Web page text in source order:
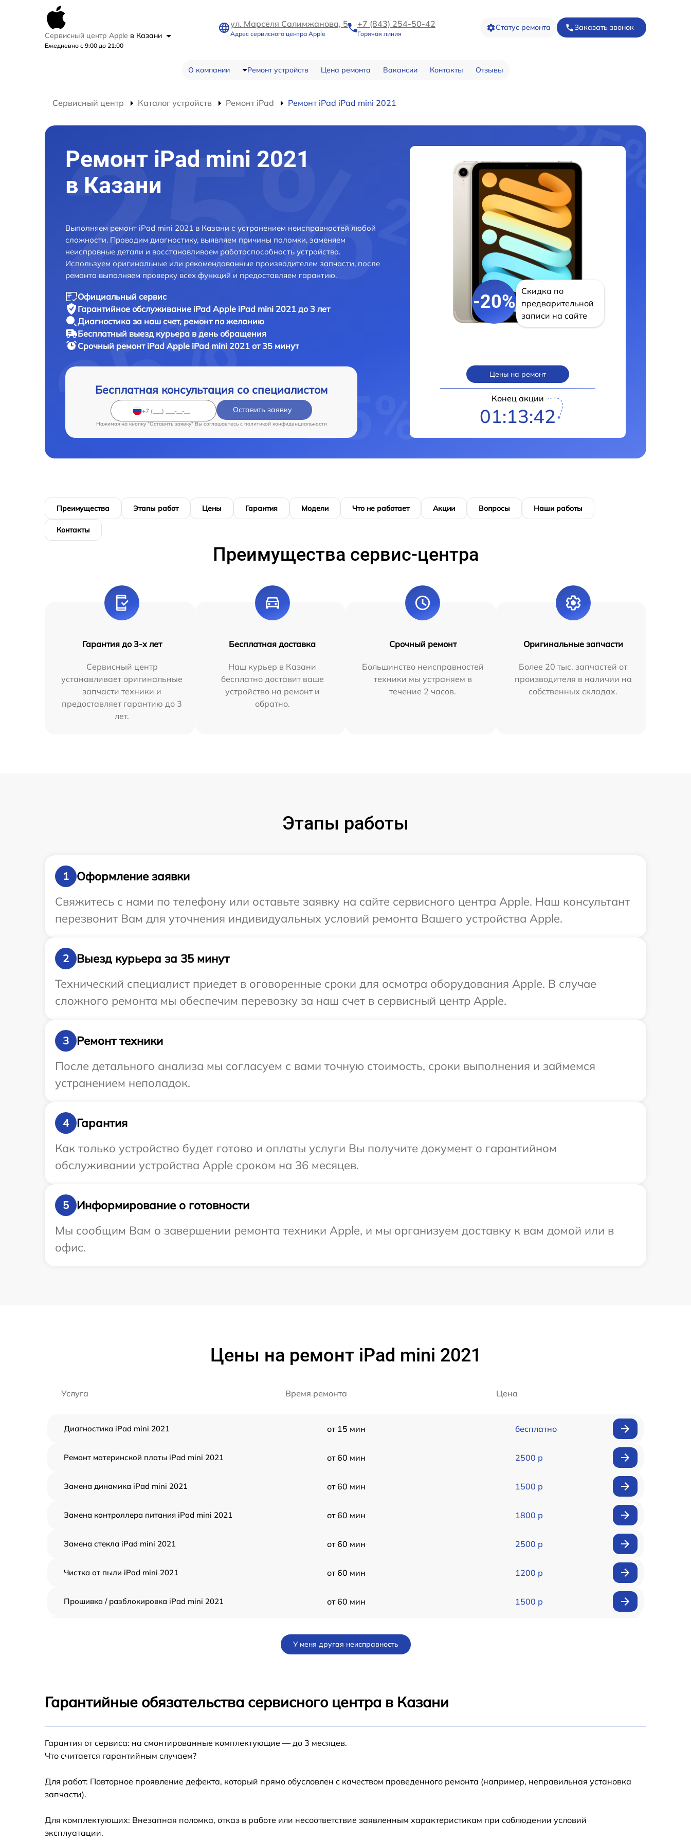
Сервисный центр Apple в Казани
Ежедневно с 9:00 до 21:00
ул. Марселя Салимжанова, 5
Адрес сервисного центра Apple
+7 (843) 254-50-42
Горячая линия
Статус ремонта Заказать звонок
О компании Ремонт устройств Цена ремонта Вакансии Контакты Отзывы
Сервисный центр Каталог устройств Ремонт iPad Ремонт iPad iPad mini 2021
Ремонт iPad mini 2021
в Казани
Выполняем ремонт iPad mini 2021 в Казани с устранением неисправностей любой
сложности. Проводим диагностику, выявляем причины поломки, заменяем
неисправные детали и восстанавливаем работоспособность устройства.
Используем оригинальные или рекомендованные производителем запчасти, после
ремонта выполняем проверку всех функций и предоставляем гарантию.
Официальный сервис
Гарантийное обслуживание iPad Apple iPad mini 2021 до 3 лет
Диагностика за наш счет, ремонт по желанию
Бесплатный выезд курьера в день обращения
Срочный ремонт iPad Apple iPad mini 2021 от 35 минут
Бесплатная консультация со специалистом
Оставить заявку
Нажимая на кнопку "Оставить заявку" Вы соглашаетесь c политикой конфиденциальности
-20%
Скидка по
предварительной
записи на сайте
Цены на ремонт
Конец акции
01:13:41
Преимущества Этапы работ Цены Гарантия Модели Что не работает Акции Вопросы Наши работы
Контакты
Преимущества сервис-центра
Гарантия до 3-х лет
Сервисный центр
устанавливает оригинальные
запчасти техники и
предоставляет гарантию до 3
лет.
Бесплатная доставка
Наш курьер в Казани
бесплатно доставит ваше
устройство на ремонт и
обратно.
Срочный ремонт
Большинство неисправностей
техники мы устраняем в
течение 2 часов.
Оригинальные запчасти
Более 20 тыс. запчастей от
производителя в наличии на
собственных складах.
Этапы работы
1
Оформление заявки
Свяжитесь с нами по телефону или оставьте заявку на сайте сервисного центра Apple. Наш консультант
перезвонит Вам для уточнения индивидуальных условий ремонта Вашего устройства Apple.
2
Выезд курьера за 35 минут
Технический специалист приедет в оговоренные сроки для осмотра оборудования Apple. В случае
сложного ремонта мы обеспечим перевозку за наш счет в сервисный центр Apple.
3
Ремонт техники
После детального анализа мы согласуем с вами точную стоимость, сроки выполнения и займемся
устранением неполадок.
4
Гарантия
Как только устройство будет готово и оплаты услуги Вы получите документ о гарантийном
обслуживании устройства Apple сроком на 36 месяцев.
5
Информирование о готовности
Мы сообщим Вам о завершении ремонта техники Apple, и мы организуем доставку к вам домой или в
офис.
Цены на ремонт iPad mini 2021
Услуга Время ремонта Цена
Диагностика iPad mini 2021 от 15 мин бесплатно
Ремонт материнской платы iPad mini 2021 от 60 мин 2500 р
Замена динамика iPad mini 2021 от 60 мин 1500 р
Замена контроллера питания iPad mini 2021 от 60 мин 1800 р
Замена стекла iPad mini 2021 от 60 мин 2500 р
Чистка от пыли iPad mini 2021 от 60 мин 1200 р
Прошивка / разблокировка iPad mini 2021 от 60 мин 1500 р
Замена корпуса iPad mini 2021 от 60 мин
Замена разъема зарядки iPad mini 2021
У меня другая неисправность
Гарантийные обязательства сервисного центра в Казани
Гарантия от сервиса: на смонтированные комплектующие — до 3 месяцев.
Что считается гарантийным случаем?
Для работ: Повторное проявление дефекта, который прямо обусловлен с качеством проведенного ремонта (например, неправильная установка
запчасти).
Для комплектующих: Внезапная поломка, отказ в работе или несоответствие заявленным характеристикам при соблюдении условий
эксплуатации.